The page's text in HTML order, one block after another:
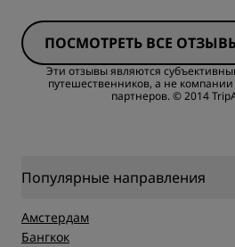
ПОСМОТРЕТЬ ВСЕ ОТЗЫВЫ
R
Эти отзывы являются
путешественников, а не компании
партнеров. © 2014
Популярные направления
Амстердам
Бангкок